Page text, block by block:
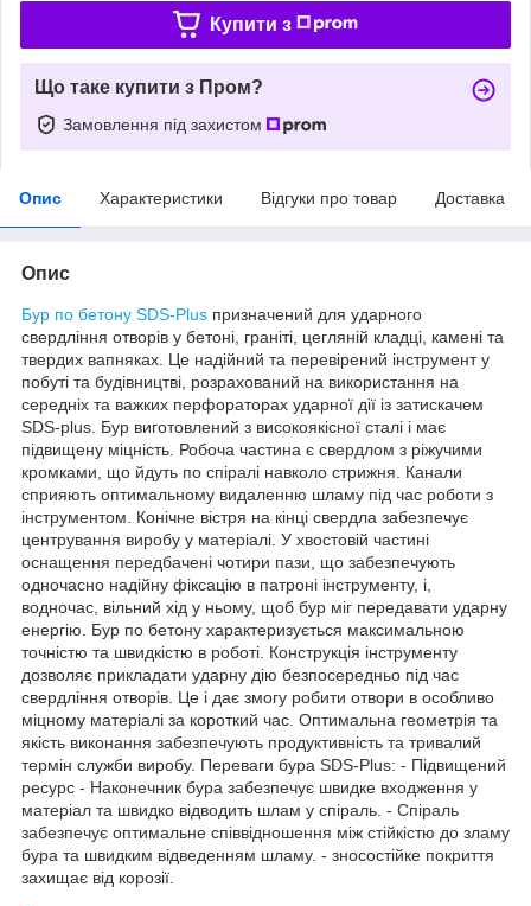
Купити з
Що таке купити з Пром?
Замовлення під захистом
Опис Характеристики Відгуки про товар Доставка
Опис
Бур по бетону SDS-Plus призначений для ударного
свердління отворів у бетоні, граніті, цегляній кладці, камені та
твердих вапняках. Це надійний та перевірений інструмент у
побуті та будівництві, розрахований на використання на
середніх та важких перфораторах ударної дії із затискачем
SDS-plus. Бур виготовлений з високоякісної сталі і має
підвищену міцність. Робоча частина є свердлом з ріжучими
кромками, що йдуть по спіралі навколо стрижня. Канали
сприяють оптимальному видаленню шламу під час роботи з
інструментом. Конічне вістря на кінці свердла забезпечує
центрування виробу у матеріалі. У хвостовій частині
оснащення передбачені чотири пази, що забезпечують
одночасно надійну фіксацію в патроні інструменту, і,
водночас, вільний хід у ньому, щоб бур міг передавати ударну
енергію. Бур по бетону характеризується максимальною
точністю та швидкістю в роботі. Конструкція інструменту
дозволяє прикладати ударну дію безпосередньо під час
свердління отворів. Це і дає змогу робити отвори в особливо
міцному матеріалі за короткий час. Оптимальна геометрія та
якість виконання забезпечують продуктивність та тривалий
термін служби виробу. Переваги бура SDS-Plus: - Підвищений
ресурс - Наконечник бура забезпечує швидке входження у
матеріал та швидко відводить шлам у спіраль. - Спіраль
забезпечує оптимальне співвідношення між стійкістю до зламу
бура та швидким відведенням шламу. - зносостійке покриття
захищає від корозії.